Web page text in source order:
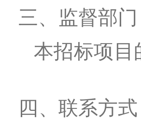
三、监督部门
本招标项目
四 、联系方式